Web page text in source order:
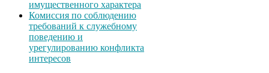
имущественного характера
Комиссия по соблюдению
требований к служебному
поведению и
урегулированию конфликта
интересов